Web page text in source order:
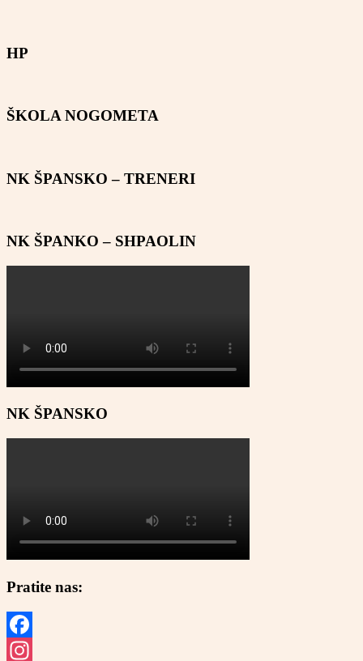
HP
ŠKOLA NOGOMETA
NK ŠPANSKO – TRENERI
NK ŠPANKO – SHPAOLIN
NK ŠPANSKO
Pratite nas:
Facebook